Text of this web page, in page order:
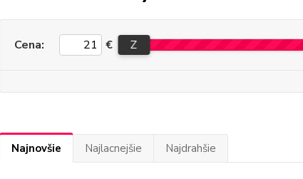
Cena: € Z
Najnovšie Najlacnejšie Najdrahšie